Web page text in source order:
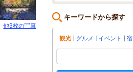
他3枚の写真
キーワードから探す
観光 グルメ イベント 宿